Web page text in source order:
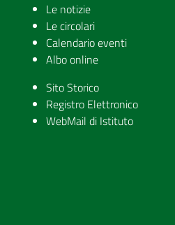
Le notizie
Le circolari
Calendario eventi
Albo online
Sito Storico
Registro Elettronico
WebMail di Istituto